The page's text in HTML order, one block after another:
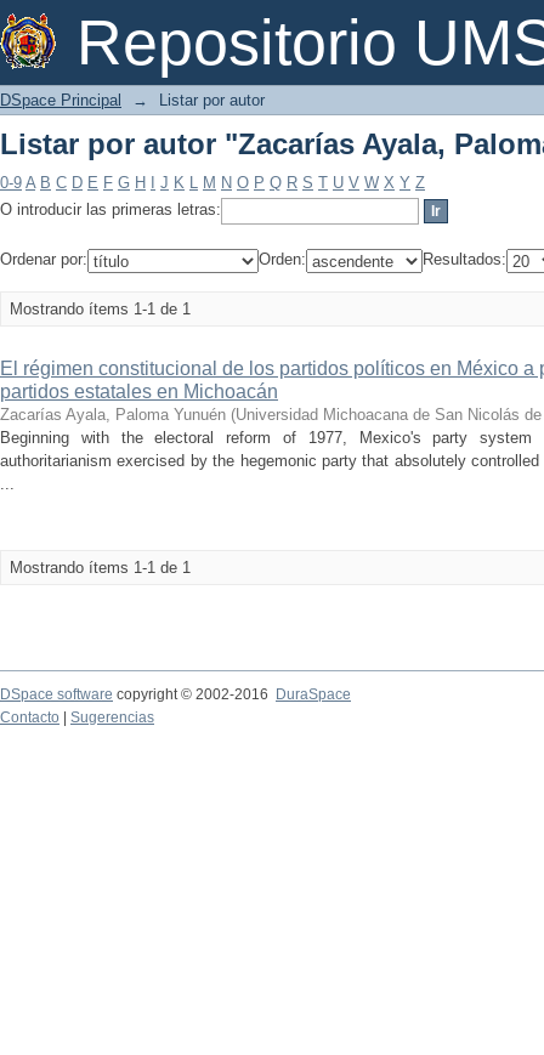
Repositorio
Listar por autor "Zacarías Ayala,
DSpace Principal → Listar por autor
Listar por autor "Zacarías Ayala,
0-9 A B C D E F G H J K L M N O P Q R S T U V W X Y Z
O introducir las primeras letras:
Ordenar por: Orden: Resultados:
Mostrando ítems 1-1 de 1
El régimen constitucional de los partidos políticos en México a
partidos estatales en Michoacán
Zacarías Ayala, Paloma Yunuén (Universidad Michoacana de San Nicolás
Beginning with the electoral reform of 1977, Mexico's party system
authoritarianism exercised by the hegemonic party that absolutely
...
Mostrando ítems 1-1 de 1
DSpace software copyright © 2002-2016
DuraSpace
Contacto
Sugerencias